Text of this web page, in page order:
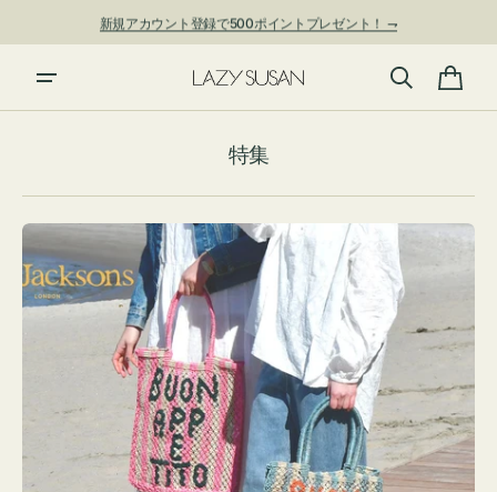
む
新規アカウント登録で500ポイントプレゼント！ ⇁
カ
特集